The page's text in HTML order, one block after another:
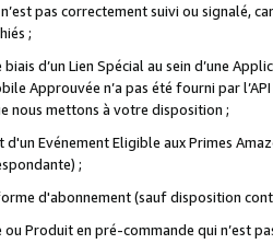
pas correctement suivi ou signalé,
;
d’un Lien Spécial au sein d’une
Approuvée n’a pas été fourni par
nous mettons à votre disposition ;
Evénement Eligible aux Primes
;
d'abonnement (sauf disposition
Produit en pré-commande qui n’est